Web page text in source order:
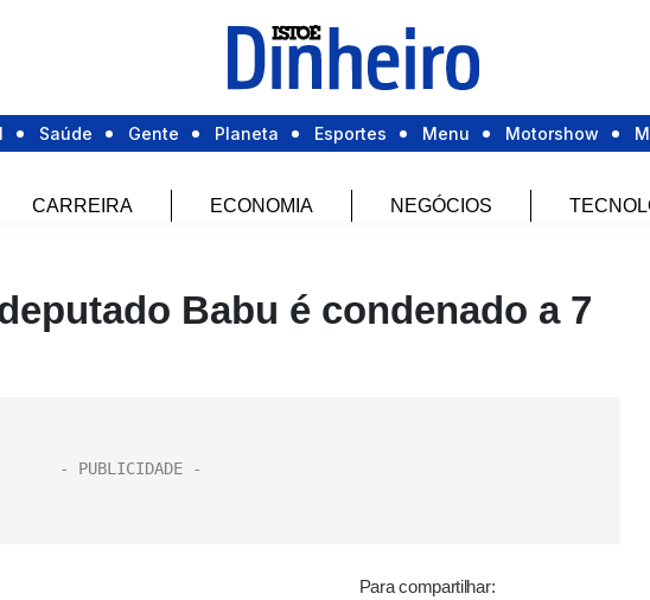
Saúde Gente Planeta Esportes Menu Motorshow
CARREIRA ECONOMIA NEGÓCIOS
Babu é condenado a 7
Para compartilhar: